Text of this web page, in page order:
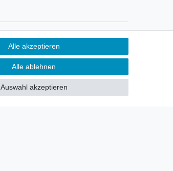
Sie möchten über neu eingetroffene
Lagerware oder Neuheiten
allgemein informiert werden?
Alle akzeptieren
Alle ablehnen
Auswahl akzeptieren